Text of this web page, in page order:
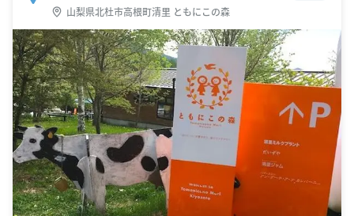
山梨県北杜市高根町清里 ともにこの森